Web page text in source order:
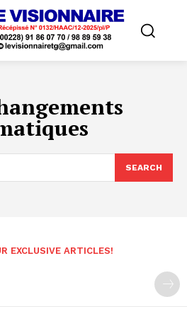
SEARCH
EXCLUSIVE ARTICLES!